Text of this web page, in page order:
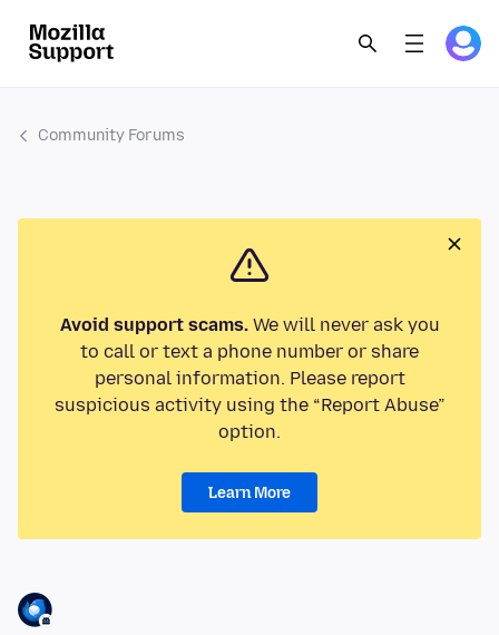
Community Forums
Avoid support scams.We will never ask you
to call or text a phone number or share
personal information. Please report
suspicious activity using the “Report Abuse”
option.
Learn More